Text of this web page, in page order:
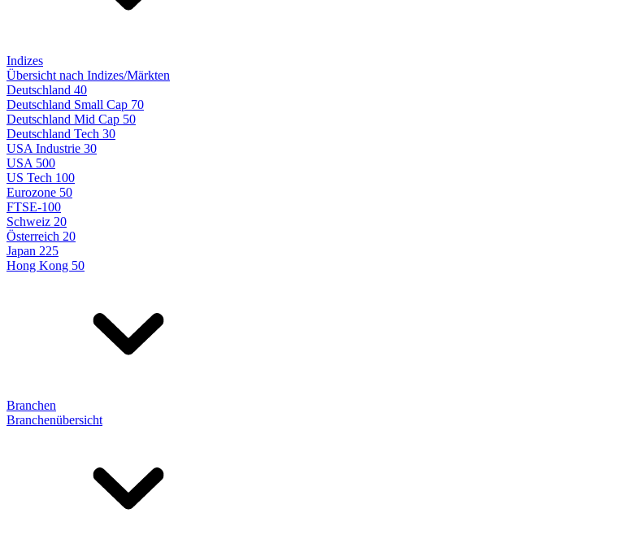
Indizes
Übersicht nach Indizes/Märkten
Deutschland 40
Deutschland Small Cap 70
Deutschland Mid Cap 50
Deutschland Tech 30
USA Industrie 30
USA 500
US Tech 100
Eurozone 50
FTSE-100
Schweiz 20
Österreich 20
Japan 225
Hong Kong 50
Branchen
Branchenübersicht